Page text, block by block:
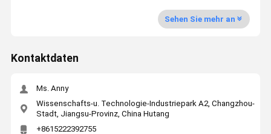
Sehen Sie mehr an
Kontaktdaten
Ms. Anny
Wissenschafts-u. Technologie-Industriepark A2, Changzhou-
Stadt, Jiangsu-Provinz, China Hutang
+8615222392755